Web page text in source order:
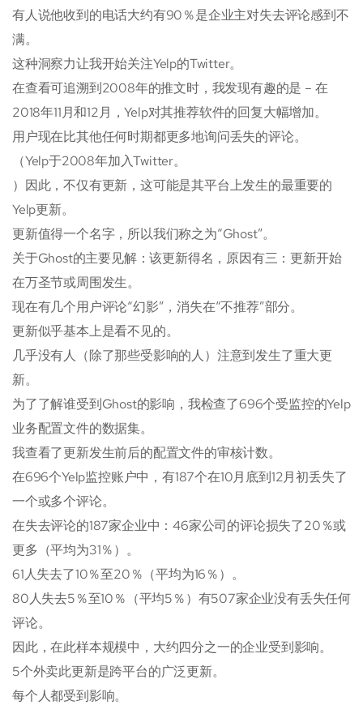
有人说他收到的电话大约有90％是企业主对失去评论感到不
满。
这种洞察力让我开始关注Yelp的Twitter。
在查看可追溯到2008年的推文时，我发现有趣的是 – 在
2018年11月和12月，Yelp对其推荐软件的回复大幅增加。
用户现在比其他任何时期都更多地询问丢失的评论。
（Yelp于2008年加入Twitter。
）因此，不仅有更新，这可能是其平台上发生的最重要的
Yelp更新。
更新值得一个名字，所以我们称之为“Ghost”。
关于Ghost的主要见解：该更新得名，原因有三：更新开始
在万圣节或周围发生。
现在有几个用户评论“幻影”，消失在“不推荐”部分。
更新似乎基本上是看不见的。
几乎没有人（除了那些受影响的人）注意到发生了重大更
新。
为了了解谁受到Ghost的影响，我检查了696个受监控的Yelp
业务配置文件的数据集。
我查看了更新发生前后的配置文件的审核计数。
在696个Yelp监控账户中，有187个在10月底到12月初丢失了
一个或多个评论。
在失去评论的187家企业中：46家公司的评论损失了20％或
更多（平均为31％）。
61人失去了10％至20％（平均为16％）。
80人失去5％至10％（平均5％）有507家企业没有丢失任何
评论。
因此，在此样本规模中，大约四分之一的企业受到影响。
5个外卖此更新是跨平台的广泛更新。
每个人都受到影响。